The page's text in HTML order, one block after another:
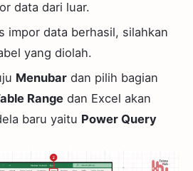
data dari luar.
impor data berhasil, silahkan
yang diolah.
Menubar dan pilih bagian
Range dan Excel akan
baru yaitu Power Query